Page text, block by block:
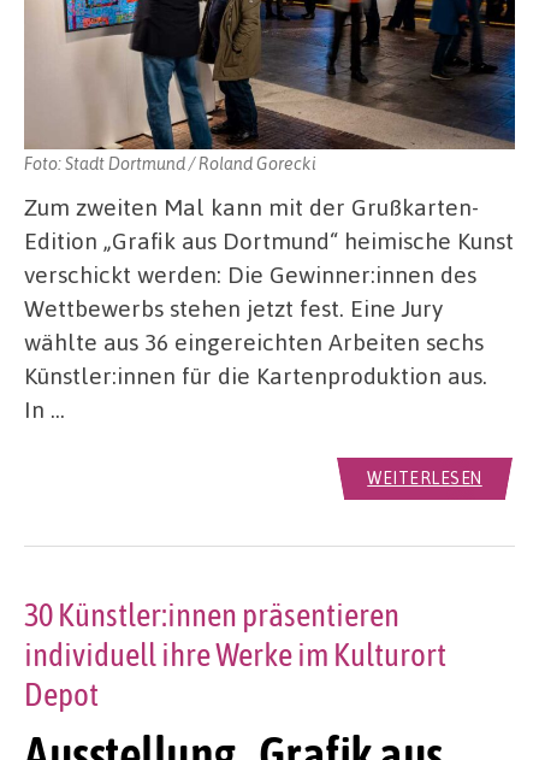
Foto: Stadt Dortmund / Roland Gorecki
Zum zweiten Mal kann mit der Grußkarten-
Edition „Grafik aus Dortmund“ heimische Kunst
verschickt werden: Die Gewinner:innen des
Wettbewerbs stehen jetzt fest. Eine Jury
wählte aus 36 eingereichten Arbeiten sechs
Künstler:innen für die Kartenproduktion aus.
In …
WEITERLESEN
30 Künstler:innen präsentieren
individuell ihre Werke im Kulturort
Depot